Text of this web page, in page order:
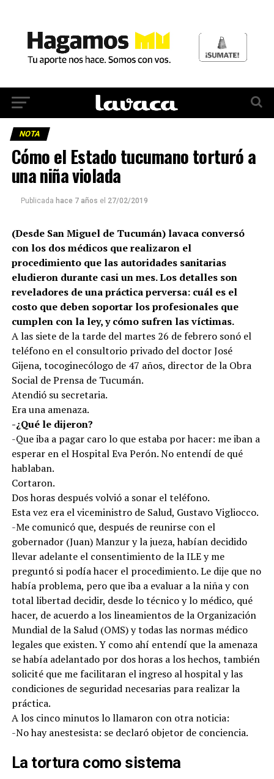
NOTA
Cómo el Estado tucumano torturó a
una niña violada
Publicada hace 7 años el 27/02/2019
(Desde San Miguel de Tucumán) lavaca conversó
con los dos médicos que realizaron el
procedimiento que las autoridades sanitarias
eludieron durante casi un mes. Los detalles son
reveladores de una práctica perversa: cuál es el
costo que deben soportar los profesionales que
cumplen con la ley, y cómo sufren las víctimas.
A las siete de la tarde del martes 26 de febrero sonó el
teléfono en el consultorio privado del doctor José
Gijena, tocoginecólogo de 47 años, director de la Obra
Social de Prensa de Tucumán.
Atendió su secretaria.
Era una amenaza.
-¿Qué le dijeron?
-Que iba a pagar caro lo que estaba por hacer: me iban a
esperar en el Hospital Eva Perón. No entendí de qué
hablaban.
Cortaron.
Dos horas después volvió a sonar el teléfono.
Esta vez era el viceministro de Salud, Gustavo Vigliocco.
-Me comunicó que, después de reunirse con el
gobernador (Juan) Manzur y la jueza, habían decidido
llevar adelante el consentimiento de la ILE y me
preguntó si podía hacer el procedimiento. Le dije que no
había problema, pero que iba a evaluar a la niña y con
total libertad decidir, desde lo técnico y lo médico, qué
hacer, de acuerdo a los lineamientos de la Organización
Mundial de la Salud (OMS) y todas las normas médico
legales que existen. Y como ahí entendí que la amenaza
se había adelantado por dos horas a los hechos, también
solicité que me facilitaran el ingreso al hospital y las
condiciones de seguridad necesarias para realizar la
práctica.
A los cinco minutos lo llamaron con otra noticia:
-No hay anestesista: se declaró objetor de conciencia.
La tortura como sistema